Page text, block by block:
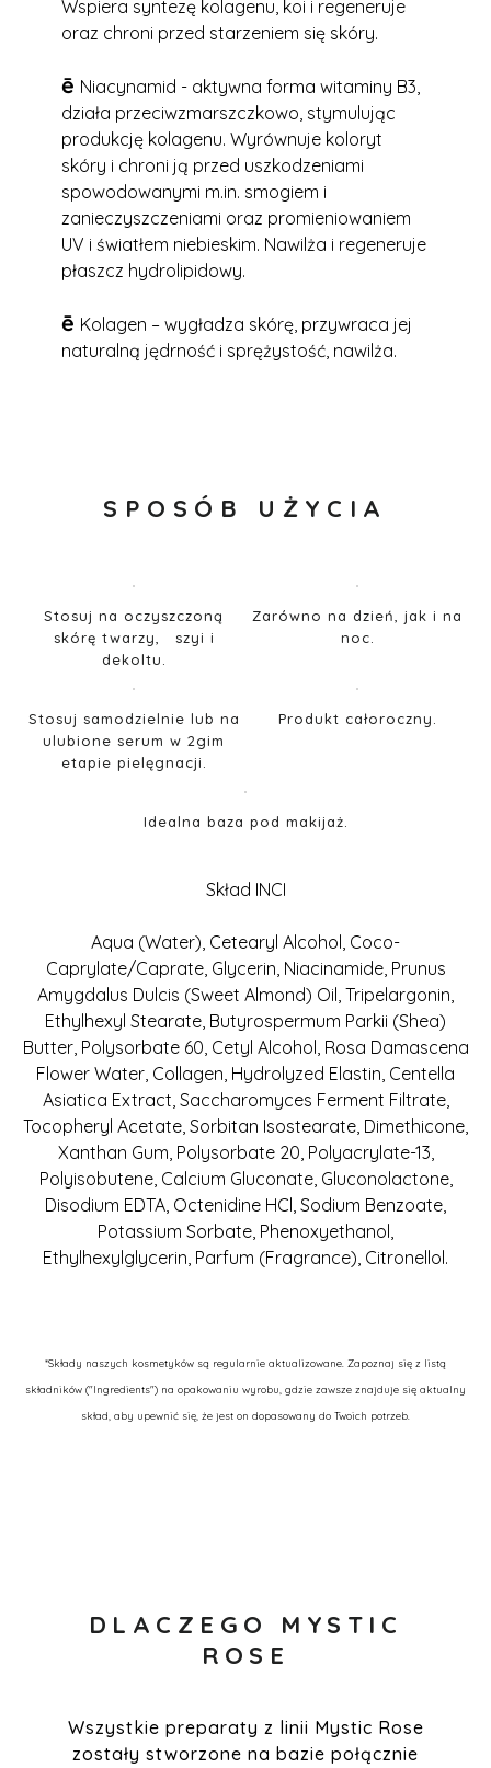
Wspiera syntezę kolagenu, koi i regeneruje
oraz chroni przed starzeniem się skóry.
ē Niacynamid - aktywna forma witaminy B3,
działa przeciwzmarszczkowo, stymulując
produkcję kolagenu. Wyrównuje koloryt
skóry i chroni ją przed uszkodzeniami
spowodowanymi m.in. smogiem i
zanieczyszczeniami oraz promieniowaniem
UV i światłem niebieskim. Nawilża i regeneruje
płaszcz hydrolipidowy.
ē Kolagen – wygładza skórę, przywraca jej
naturalną jędrność i sprężystość, nawilża.
SPOSÓB UŻYCIA
Stosuj na oczyszczoną
skórę twarzy, szyi i
dekoltu.
Zarówno na dzień, jak i na
noc.
Stosuj samodzielnie lub na
ulubione serum w 2gim
etapie pielęgnacji.
Produkt całoroczny.
Idealna baza pod makijaż.
Skład INCI
Aqua (Water), Cetearyl Alcohol, Coco-
Caprylate/Caprate, Glycerin, Niacinamide, Prunus
Amygdalus Dulcis (Sweet Almond) Oil, Tripelargonin,
Ethylhexyl Stearate, Butyrospermum Parkii (Shea)
Butter, Polysorbate 60, Cetyl Alcohol, Rosa Damascena
Flower Water, Collagen, Hydrolyzed Elastin, Centella
Asiatica Extract, Saccharomyces Ferment Filtrate,
Tocopheryl Acetate, Sorbitan Isostearate, Dimethicone,
Xanthan Gum, Polysorbate 20, Polyacrylate-13,
Polyisobutene, Calcium Gluconate, Gluconolactone,
Disodium EDTA, Octenidine HCl, Sodium Benzoate,
Potassium Sorbate, Phenoxyethanol,
Ethylhexylglycerin, Parfum (Fragrance), Citronellol.
*Składy naszych kosmetyków są regularnie aktualizowane. Zapoznaj się z listą
składników ("Ingredients") na opakowaniu wyrobu, gdzie zawsze znajduje się aktualny
skład, aby upewnić się, że jest on dopasowany do Twoich potrzeb.
DLACZEGO MYSTIC
ROSE
Wszystkie preparaty z linii Mystic Rose
zostały stworzone na bazie połącznie